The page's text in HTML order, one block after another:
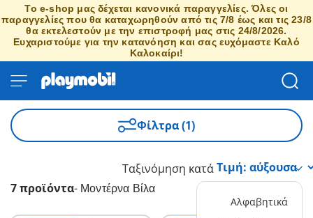
Το e-shop μας δέχεται κανονικά παραγγελίες. Όλες οι
παραγγελίες που θα καταχωρηθούν από τις 7/8 έως και τις 23/8
θα εκτελεστούν με την επιστροφή μας στις 24/8/2026.
Ευχαριστούμε για την κατανόηση και σας ευχόμαστε Καλό
Καλοκαίρι!
Φίλτρα (1)
7 προϊόντα- Μοντέρνα Βίλα
Ταξινόμηση κατά
Αλφαβητικά